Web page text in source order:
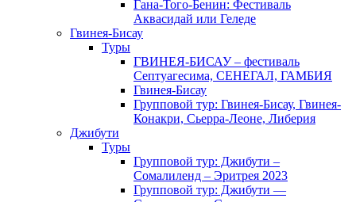
Гана-Того-Бенин: Фестиваль
Аквасидай или Геледе
Гвинея-Бисау
Туры
ГВИНЕЯ-БИСАУ – фестиваль
Септуагесима, СЕНЕГАЛ, ГАМБИЯ
Гвинея-Бисау
Групповой тур: Гвинея-Бисау, Гвинея-
Конакри, Сьерра-Леоне, Либерия
Джибути
Туры
Групповой тур: Джибути –
Cомалиленд – Эритрея 2023
Групповой тур: Джибути —